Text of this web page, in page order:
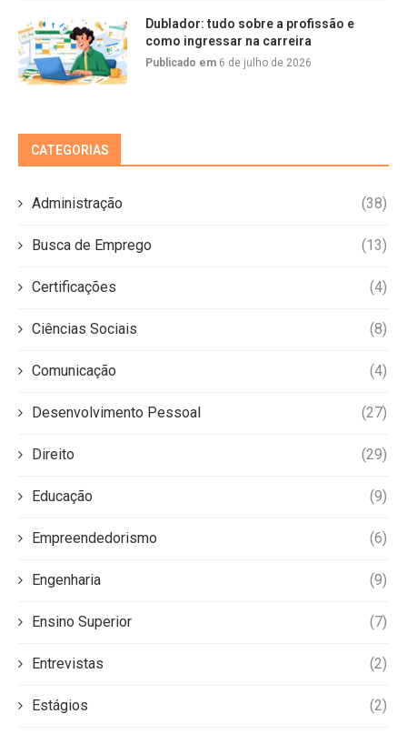
Dublador: tudo sobre a profissão e
como ingressar na carreira
Publicado em 6 de julho de 2026
CATEGORIAS
Administração (38)
Busca de Emprego (13)
Certificações (4)
Ciências Sociais (8)
Comunicação (4)
Desenvolvimento Pessoal (27)
Direito (29)
Educação (9)
Empreendedorismo (6)
Engenharia (9)
Ensino Superior (7)
Entrevistas (2)
Estágios (2)